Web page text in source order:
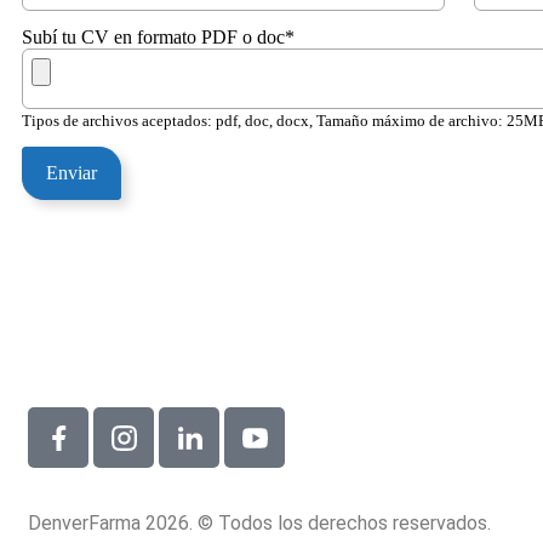
Subí tu CV en formato PDF o doc*
Tipos de archivos aceptados: pdf, doc, docx, Tamaño máximo de archivo:
DenverFarma 2026. © Todos los derechos reservados.